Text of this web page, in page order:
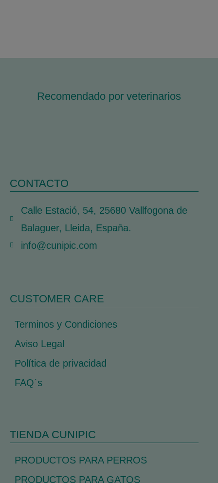
Recomendado por veterinarios
CONTACTO
Calle Estació, 54, 25680 Vallfogona de
Balaguer, Lleida, España.
info@cunipic.com
CUSTOMER CARE
Terminos y Condiciones
Aviso Legal
Política de privacidad
FAQ`s
TIENDA CUNIPIC
PRODUCTOS PARA PERROS
PRODUCTOS PARA GATOS